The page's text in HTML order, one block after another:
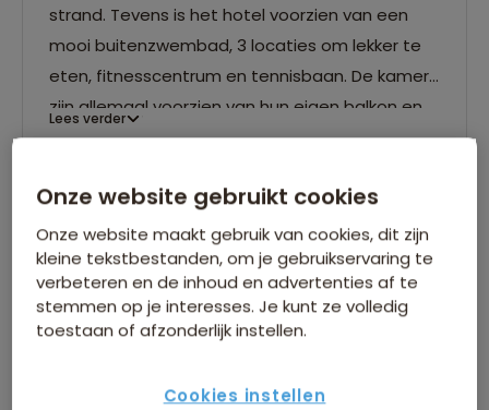
strand. Tevens is het hotel voorzien van een
mooi buitenzwembad, 3 locaties om lekker te
eten, fitnesscentrum en tennisbaan. De kamers
zijn allemaal voorzien van hun eigen balkon en
airconditioning en wifi.
Lees verder
Zwembad
4-sterren
Onze website gebruikt cookies
Onze website maakt gebruik van cookies, dit zijn
kleine tekstbestanden, om je gebruikservaring te
verbeteren en de inhoud en advertenties af te
stemmen op je interesses. Je kunt ze volledig
toestaan of afzonderlijk instellen.
Cookies instellen